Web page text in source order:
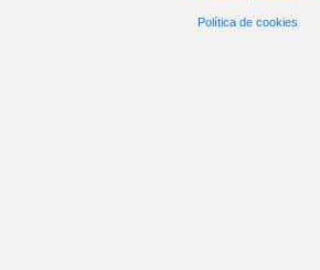
Política de cookies